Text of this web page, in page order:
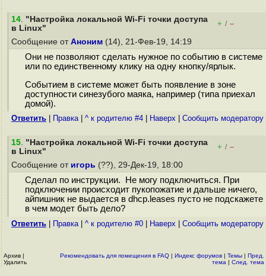
14. "Настройка локальной Wi-Fi точки доступа
в Linux"
+ / –
Сообщение от Аноним (14), 21-Фев-19, 14:19
Они не позволяют сделать нужное по событию в системе
или по единственному клику на одну кнопку/ярлык.
Событием в системе может быть появление в зоне
доступности синезубого маяка, например (типа приехал
домой).
Ответить Правка| ^ к родителю #4 Наверх Cообщить модератору
15. "Настройка локальной Wi-Fi точки доступа
в Linux"
+ / –
Сообщение от игорь (??), 29-Дек-19, 18:00
Сделал по инструкции. Не могу подключиться. При
подключении происходит пукопожатие и дальше ничего,
айпишник не выдается в dhcp.leases пусто не подскажете
в чем модет быть дело?
Ответить Правка| ^ к родителю #0 Наверх Cообщить модератору
Архив |
Удалить
Рекомендовать для помещения в FAQ | Индекс форумов | Темы | Пред.
тема | След. тема